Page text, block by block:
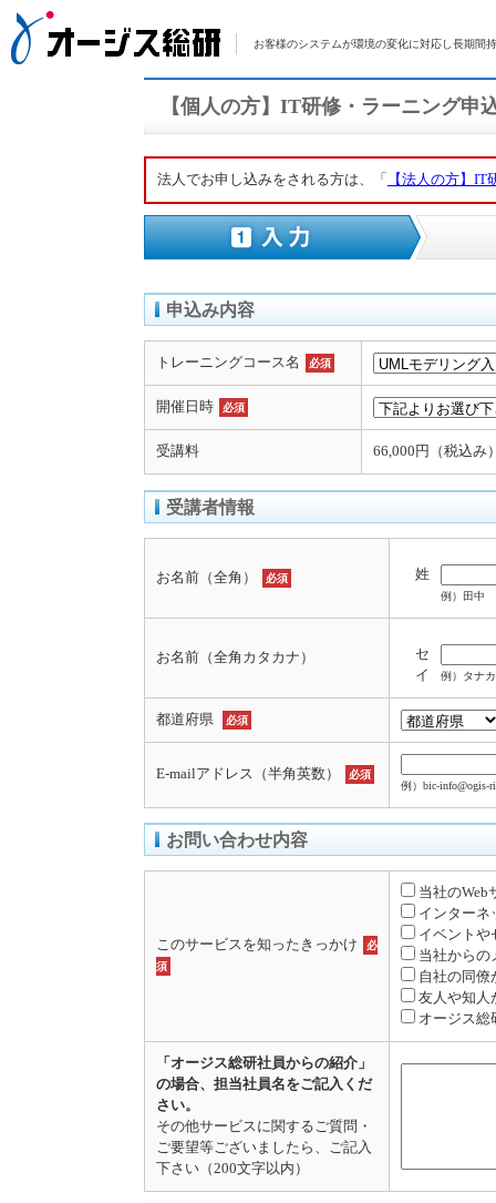
お客様のシステムが環境の変化に対応し長期間
【個人の方】IT研修・ラーニング申
法人でお申し込みをされる方は、「 【法人の方】
申込み内容
トレーニングコース名 必須
開催日時 必須
受講料 66,000円（税込み
受講者情報
お名前（全角） 必須 姓
例）田中
お名前（全角カタカナ）
セ
イ
例）タナカ
都道府県 必須
E-mailアドレス（半角英数）
必須
例）bic-info@ogis-
お問い合わせ内容
このサービスを知ったきっかけ
必
須
当社のWeb
インターネ
イベントや
当社からの
自社の同僚
友人や知人
オージス総
「オージス総研社員からの紹介」
の場合、担当社員名をご記入くだ
さい。
その他サービスに関するご質問・
ご要望等ございましたら、ご記入
下さい（200文字以内）